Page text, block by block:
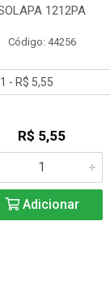
1212PA
Código: 44256
R$ 5,55
Adicionar